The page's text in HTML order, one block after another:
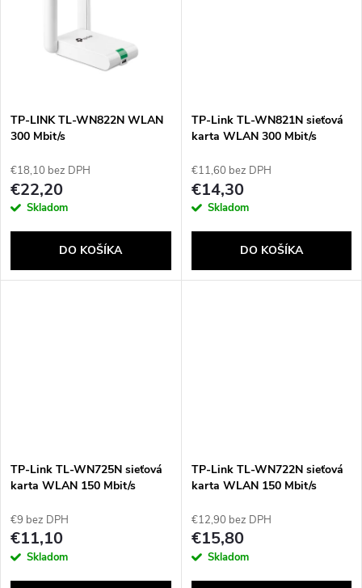
o
v
v
TP-LINK TL-WN822N WLAN
300 Mbit/s
€18,10 bez DPH
€22,20
Skladom
DO KOŠÍKA
TP-Link TL-WN821N sieťová
karta WLAN 300 Mbit/s
€11,60 bez DPH
€14,30
Skladom
DO KOŠÍKA
TP-Link TL-WN725N sieťová
karta WLAN 150 Mbit/s
€9 bez DPH
€11,10
Skladom
TP-Link TL-WN722N sieťová
karta WLAN 150 Mbit/s
€12,90 bez DPH
€15,80
Skladom